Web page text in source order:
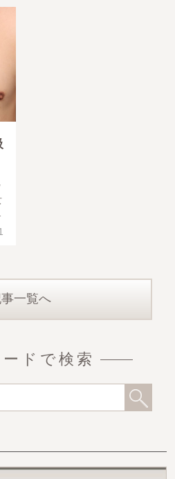
一覧へ
ドで検索